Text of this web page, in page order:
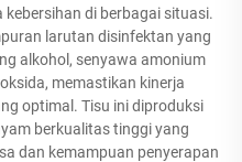
di berbagai situasi.
larutan disinfektan yang
alkohol, senyawa amonium
memastikan kinerja
optimal. Tisu ini diproduksi
berkualitas tinggi yang
dan kemampuan penyerapan